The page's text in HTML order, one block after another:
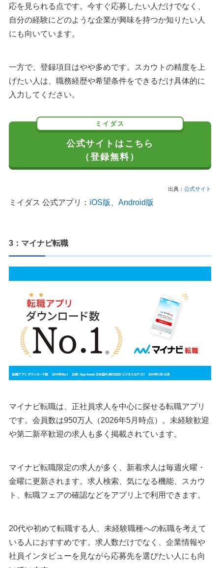
応を見られる点です。今すぐ応募したい人だけでなく、
自分の経験にどのような企業が興味を持つか知りたい人
にも向いています。
一方で、登録項目はやや多めです。スカウトの精度を上
げたい人は、職務経歴や希望条件をできるだけ具体的に
入力してください。
ミイダス
公式サイトはこちら
（登録無料）
出典： 公式サイト
ミイダス 公式アプリ： iOS版 Android版
3：マイナビ転職
マイナビ転職は、正社員求人を中心に探せる転職アプリ
です。会員数は950万人（2026年5月時点）。未経験歓迎
や第二新卒歓迎の求人も多く掲載されています。
マイナビ転職限定の求人が多く、新着求人は毎週火曜・
金曜に更新されます。求人検索、気になる機能、スカウ
ト、転職フェアの確認などをアプリ上で利用できます。
20代や初めて転職する人、未経験職種への転職を考えて
いる人におすすめです。求人数だけでなく、企業情報や
社員インタビューを見ながら応募先を選びたい人にも向